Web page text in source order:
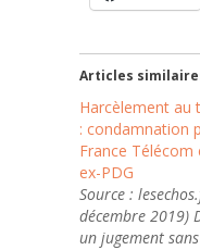
Articles
Harcèlement au
: condamnation
France Télécom
ex-PDG
Source :
décembre 2019)
un jugement sans